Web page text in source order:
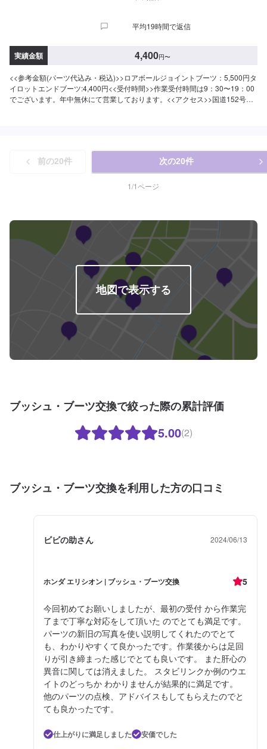
平均19時間で返信
実績金額 4,400円〜
<<参考金額(パーツ代込み・税込)>>ロアボールジョイントブーツ：5,500円タ
イロットエンドブーツ:4,400円<<受付時間>>作業受付時間は9：30〜19：00
でございます。年中無休にて営業しております。<<アクセス>>国道152号
前の20件 次の20件
1/1ページ
地図で表示する
ブッシュ・ブーツ交換で絞った際の累計評価
5.00(2)
ブッシュ・ブーツ交換を利用した方の口コミ
ビビの助さん 2024/06/13
ホンダ エリシオン | ブッシュ・ブーツ交換 5
今回初めてお願いしましたが、最初の受付 から作業完
了まで丁寧な対応をして頂いた のでとても満足です。
パーツの新旧の写真を使い説明してくれたのでとて
も、わかりやすくて良かったです。作業後からは足回
りが引き締まった感じでとても良いです。 また肝心の
異音に関しては消えました。 スタビリンクか例のウエ
イトのどっちか わかりませんが結果的に満足です。
他のパーツの点検、アドバイスもしてもらえたのでと
ても良かったです。
仕上がりに満足しました
安価でした